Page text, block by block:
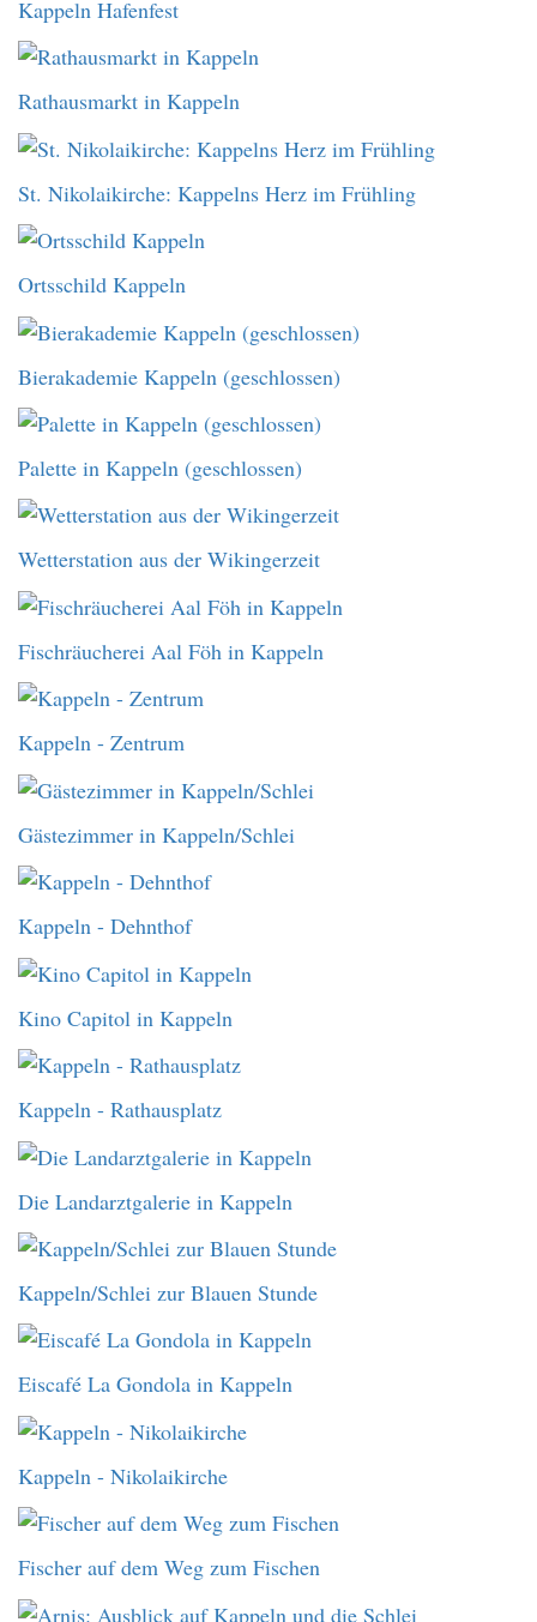
Kappeln Hafenfest
Rathausmarkt in Kappeln
St. Nikolaikirche: Kappelns Herz im Frühling
Ortsschild Kappeln
Bierakademie Kappeln (geschlossen)
Palette in Kappeln (geschlossen)
Wetterstation aus der Wikingerzeit
Fischräucherei Aal Föh in Kappeln
Kappeln - Zentrum
Gästezimmer in Kappeln/Schlei
Kappeln - Dehnthof
Kino Capitol in Kappeln
Kappeln - Rathausplatz
Die Landarztgalerie in Kappeln
Kappeln/Schlei zur Blauen Stunde
Eiscafé La Gondola in Kappeln
Kappeln - Nikolaikirche
Fischer auf dem Weg zum Fischen